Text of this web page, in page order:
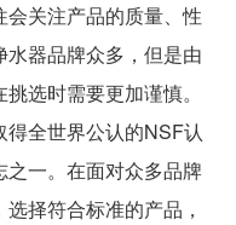
关注产品的质量、性
器品牌众多，但是由
选时需要更加谨慎。
全世界公认的NSF认
一。在面对众多品牌
择符合标准的产品，